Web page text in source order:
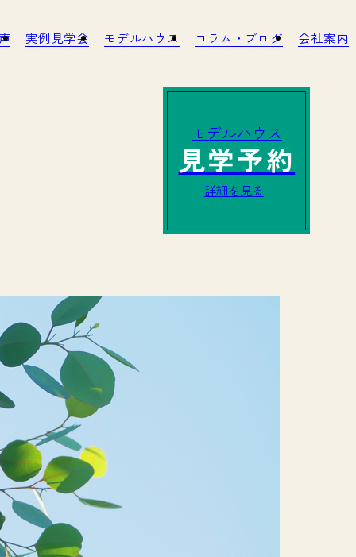
様の声 実例見学会 モデルハウス コラム・ブログ
モデルハウス
見学予約
詳細を見る